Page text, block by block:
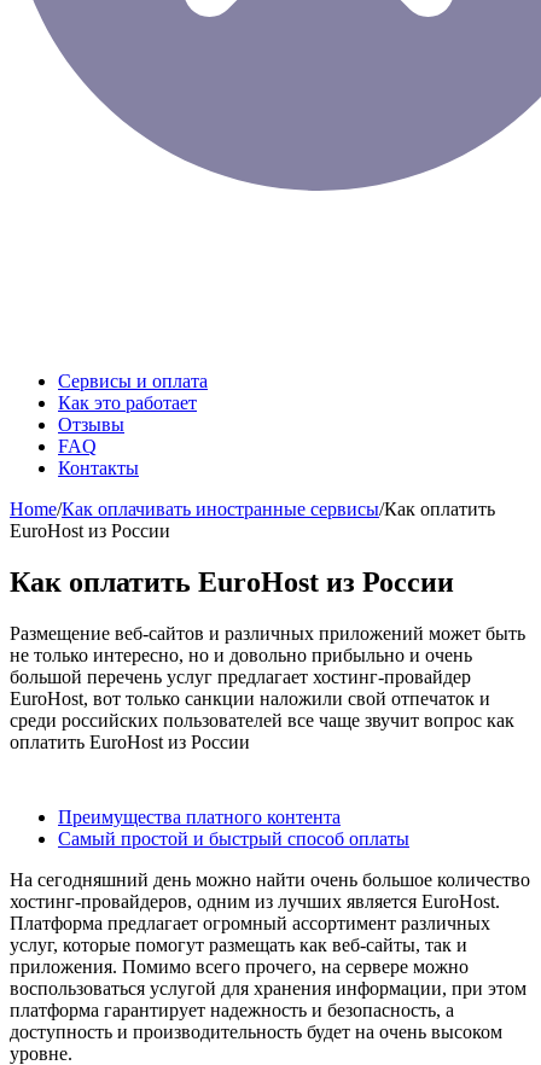
Сервисы и оплата
Как это работает
Отзывы
FAQ
Контакты
Home/Как оплачивать иностранные сервисы/Как оплатить
EuroHost из России
Как оплатить EuroHost из России
Размещение веб-сайтов и различных приложений может быть
не только интересно, но и довольно прибыльно и очень
большой перечень услуг предлагает хостинг-провайдер
EuroHost, вот только санкции наложили свой отпечаток и
среди российских пользователей все чаще звучит вопрос как
оплатить EuroHost из России
Преимущества платного контента
Самый простой и быстрый способ оплаты
На сегодняшний день можно найти очень большое количество
хостинг-провайдеров, одним из лучших является EuroHost.
Платформа предлагает огромный ассортимент различных
услуг, которые помогут размещать как веб-сайты, так и
приложения. Помимо всего прочего, на сервере можно
воспользоваться услугой для хранения информации, при этом
платформа гарантирует надежность и безопасность, а
доступность и производительность будет на очень высоком
уровне.